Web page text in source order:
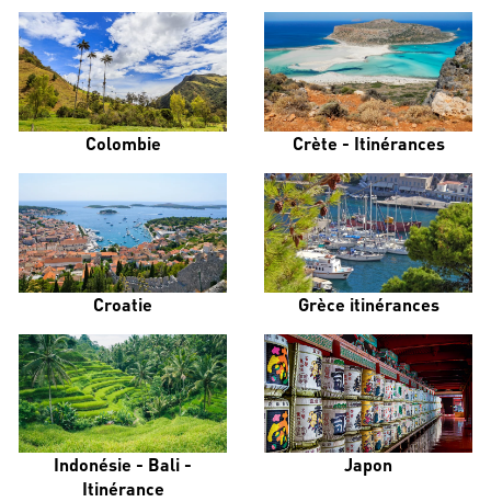
Colombie Crète - Itinérances
Croatie Grèce itinérances
Indonésie - Bali -
Itinérance
Japon